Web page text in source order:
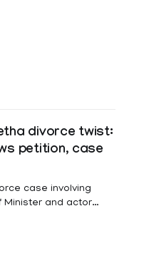
divorce twist:
petition, case
case involving
Minister and actor
taken a new turn